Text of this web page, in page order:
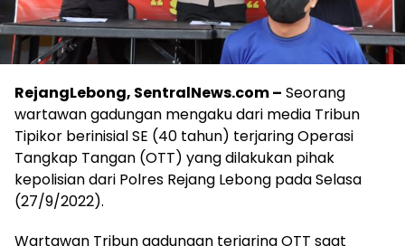
RejangLebong, SentralNews.com – Seorang
wartawan gadungan mengaku dari media Tribun
Tipikor berinisial SE (40 tahun) terjaring Operasi
Tangkap Tangan (OTT) yang dilakukan pihak
kepolisian dari Polres Rejang Lebong pada Selasa
(27/9/2022).
Wartawan Tribun gadungan terjaring OTT saat